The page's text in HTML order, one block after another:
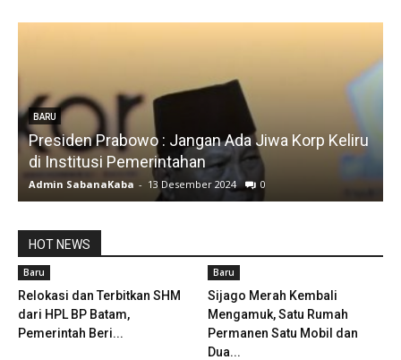
BARU
Silfia Hanani
Admin SabanaKaba - 19 Juni 2024 1486
HOT NEWS
Baru
Relokasi dan Terbitkan SHM
dari HPL BP Batam,
Pemerintah Beri...
Baru
Sijago Merah Kembali
Mengamuk, Satu Rumah
Permanen Satu Mobil dan
Dua...